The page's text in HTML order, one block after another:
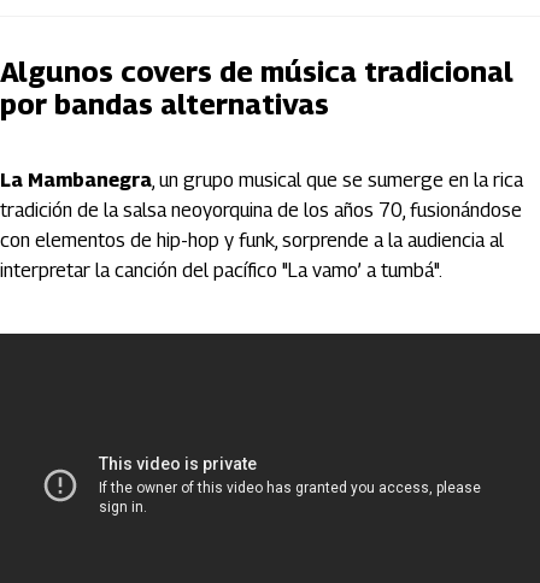
Algunos covers de música tradicional
por bandas alternativas
La Mambanegra, un grupo musical que se sumerge en la rica
tradición de la salsa neoyorquina de los años 70, fusionándose
con elementos de hip-hop y funk, sorprende a la audiencia al
interpretar la canción del pacífico "La vamo’ a tumbá".